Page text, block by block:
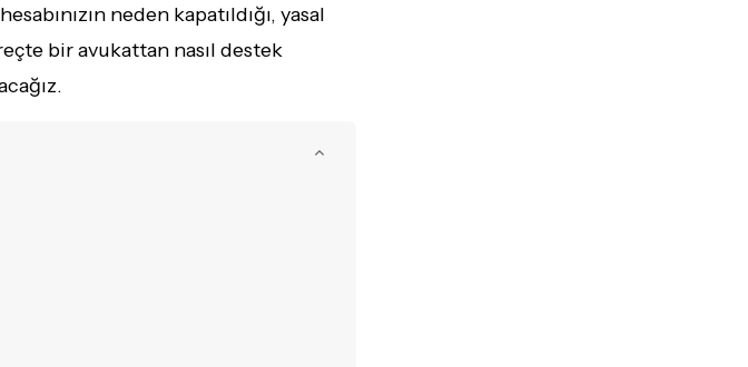
neden kapatıldığı, yasal
bir avukattan nasıl destek